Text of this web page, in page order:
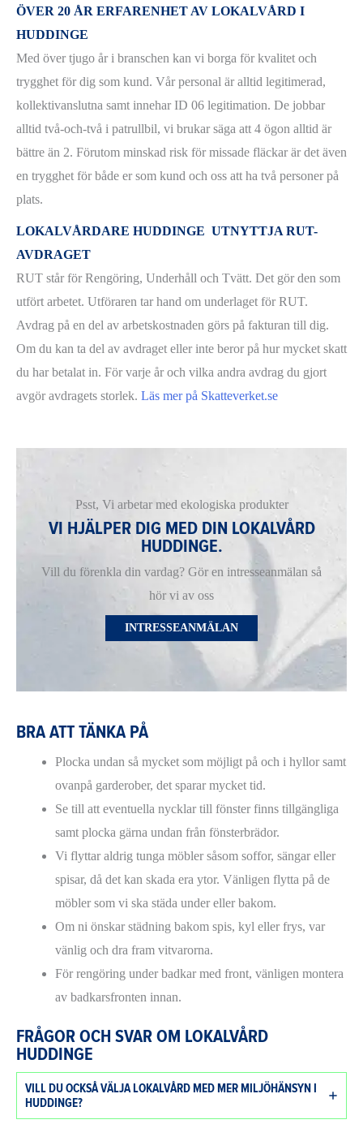
ÖVER 20 ÅR ERFARENHET AV LOKALVÅRD I
HUDDINGE
Med över tjugo år i branschen kan vi borga för kvalitet och
trygghet för dig som kund. Vår personal är alltid legitimerad,
kollektivanslutna samt innehar ID 06 legitimation. De jobbar
alltid två-och-två i patrullbil, vi brukar säga att 4 ögon alltid är
bättre än 2. Förutom minskad risk för missade fläckar är det även
en trygghet för både er som kund och oss att ha två personer på
plats.
LOKALVÅRDARE HUDDINGE UTNYTTJA RUT-
AVDRAGET
RUT står för Rengöring, Underhåll och Tvätt. Det gör den som
utfört arbetet. Utföraren tar hand om underlaget för RUT.
Avdrag på en del av arbetskostnaden görs på fakturan till dig.
Om du kan ta del av avdraget eller inte beror på hur mycket skatt
du har betalat in. För varje år och vilka andra avdrag du gjort
avgör avdragets storlek. Läs mer på Skatteverket.se
Psst, Vi arbetar med ekologiska produkter
VI HJÄLPER DIG MED DIN LOKALVÅRD
HUDDINGE.
Vill du förenkla din vardag? Gör en intresseanmälan så
hör vi av oss
INTRESSEANMÄLAN
BRA ATT TÄNKA PÅ
Plocka undan så mycket som möjligt på och i hyllor samt
ovanpå garderober, det sparar mycket tid.
Se till att eventuella nycklar till fönster finns tillgängliga
samt plocka gärna undan från fönsterbrädor.
Vi flyttar aldrig tunga möbler såsom soffor, sängar eller
spisar, då det kan skada era ytor. Vänligen flytta på de
möbler som vi ska städa under eller bakom.
Om ni önskar städning bakom spis, kyl eller frys, var
vänlig och dra fram vitvarorna.
För rengöring under badkar med front, vänligen montera
av badkarsfronten innan.
FRÅGOR OCH SVAR OM LOKALVÅRD
HUDDINGE
VILL DU OCKSÅ VÄLJA LOKALVÅRD MED MER MILJÖHÄNSYN I
HUDDINGE?